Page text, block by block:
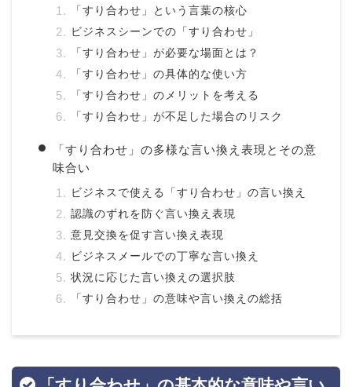
「すり合わせ」という言葉の核心
ビジネスシーンでの「すり合わせ」
「すり合わせ」が必要な場面とは？
「すり合わせ」の具体的な使い方
「すり合わせ」のメリットを考える
「すり合わせ」が不足した場合のリスク
「すり合わせ」の多様な言い換え表現とその意
味合い
ビジネスで使える「すり合わせ」の言い換え
認識のずれを防ぐ言い換え表現
意見交換を促す言い換え表現
ビジネスメールでの丁寧な言い換え
状況に応じた言い換えの選択肢
「すり合わせ」の意味や言い換えの総括